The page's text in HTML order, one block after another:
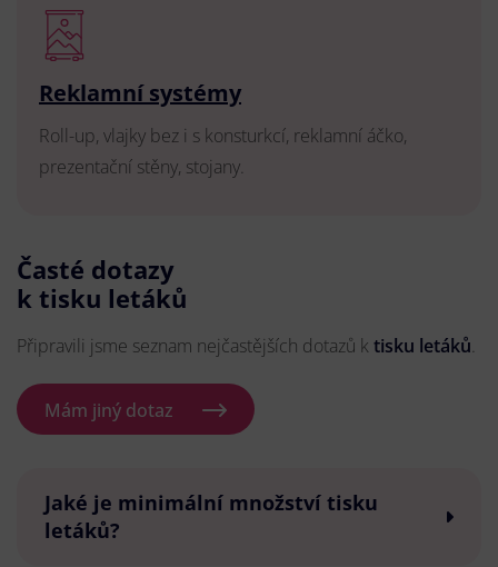
Reklamní systémy
Roll-up, vlajky bez i s konsturkcí, reklamní áčko,
prezentační stěny, stojany.
Časté dotazy
k tisku letáků
Připravili jsme seznam nejčastějších dotazů k tisku letáků.
Mám jiný dotaz
Jaké je minimální množství tisku
letáků?